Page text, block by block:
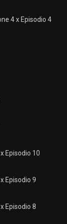
4 x Episodio 4
Episodio 10
Episodio 9
Episodio 8